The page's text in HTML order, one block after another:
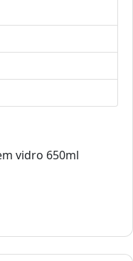
vidro 650ml